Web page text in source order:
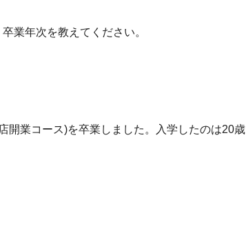
年次を教えてください。
開業コース)を卒業しました。入学したのは20歳